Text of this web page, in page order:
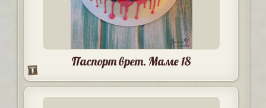
Паспорт врет. Маме 18